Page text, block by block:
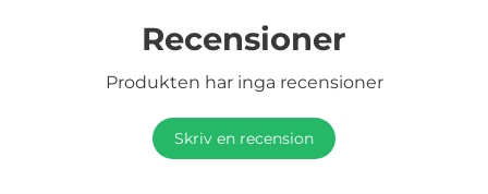
Recensioner
Produkten har inga recensioner
Skriv en recension